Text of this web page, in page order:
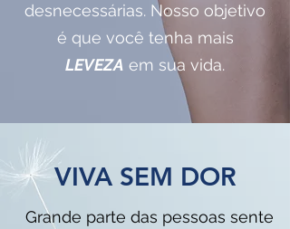
desnecessárias. Nosso objetivo
é que você tenha mais
LEVEZA em sua vida.
VIVA SEM DOR
Grande parte das pessoas sente